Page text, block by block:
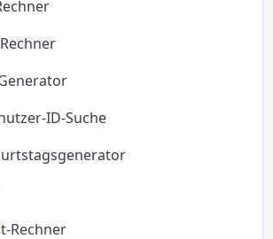
ID-Suche
Rechner